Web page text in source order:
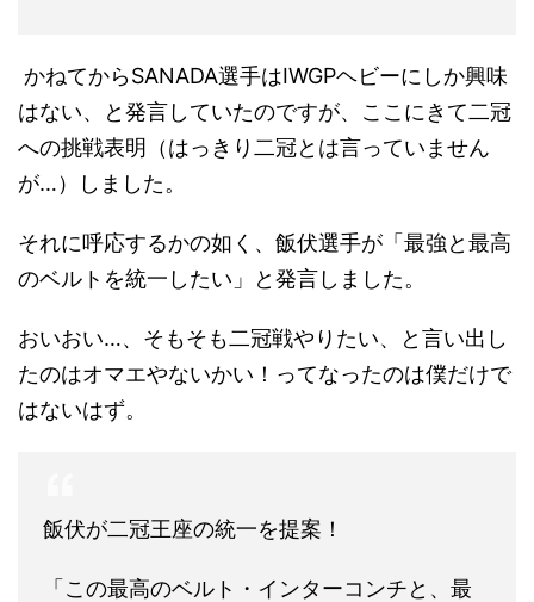
かねてからSANADA選手はIWGPヘビーにしか興味
はない、と発言していたのですが、ここにきて二冠
への挑戦表明（はっきり二冠とは言っていません
が…）しました。
それに呼応するかの如く、飯伏選手が「最強と最高
のベルトを統一したい」と発言しました。
おいおい…、そもそも二冠戦やりたい、と言い出し
たのはオマエやないかい！ってなったのは僕だけで
はないはず。
飯伏が二冠王座の統一を提案！
「この最高のベルト・インターコンチと、最